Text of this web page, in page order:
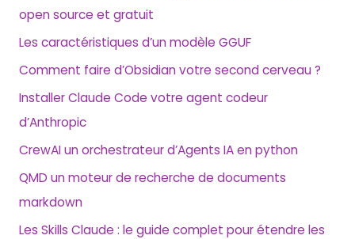
open source et gratuit
Les caractéristiques d’un modèle GGUF
Comment faire d’Obsidian votre second cerveau ?
Installer Claude Code votre agent codeur
d’Anthropic
CrewAI un orchestrateur d’Agents IA en python
QMD un moteur de recherche de documents
markdown
Les Skills Claude : le guide complet pour étendre les